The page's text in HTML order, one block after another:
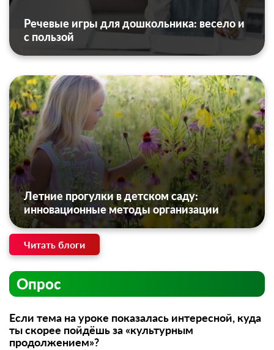
Речевые игры для дошкольника: весело и
с пользой
Летние прогулки в детском саду:
инновационные методы организации
Читать блоги
Опрос
Если тема на уроке показалась интересной, куда
ты скорее пойдёшь за «культурным
продолжением»?